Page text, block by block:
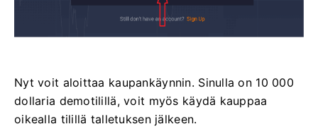
Nyt voit aloittaa kaupankäynnin. Sinulla on 10 000
dollaria demotilillä, voit myös käydä kauppaa
oikealla tilillä talletuksen jälkeen.